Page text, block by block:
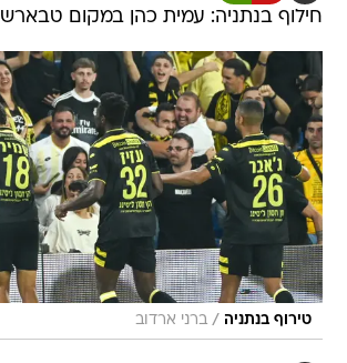
חילוף בנתניה: עמית כהן במקום טבארש
טירוף בנתניה / ברני ארדוב